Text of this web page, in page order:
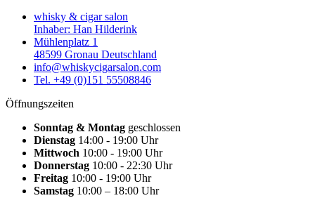
whisky & cigar salon
Inhaber: Han Hilderink
Mühlenplatz 1
48599 Gronau Deutschland
info@whiskycigarsalon.com
Tel. +49 (0)151 55508846
Öffnungszeiten
Sonntag & Montag geschlossen
Dienstag 14:00 - 19:00 Uhr
Mittwoch 10:00 - 19:00 Uhr
Donnerstag 10:00 - 22:30 Uhr
Freitag 10:00 - 19:00 Uhr
Samstag 10:00 – 18:00 Uhr